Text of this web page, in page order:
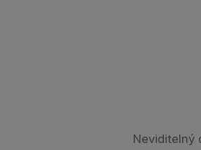
Neviditelný